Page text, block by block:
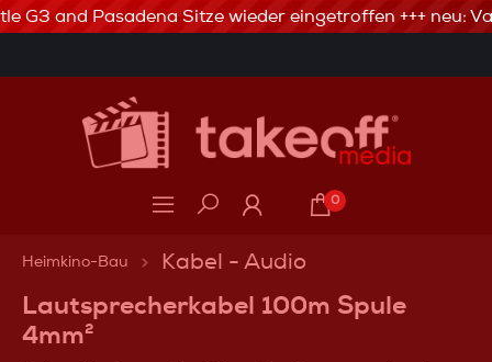
3% Skonto bei Vorkasse via Banküberweisung
G3 and Pasadena Sitze wieder eingetroffen +++ neu:
0
Heimkino-Bau Kabel - Audio
Lautsprecherkabel 100m Spule
4mm²